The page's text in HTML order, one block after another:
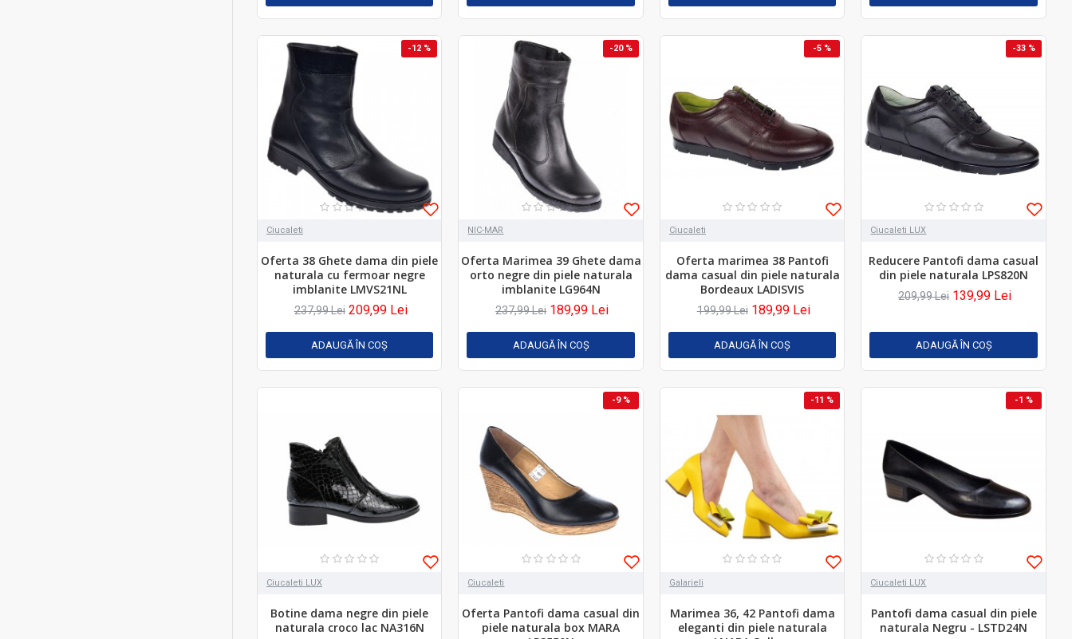
-12 %
Ciucaleti
Oferta 38 Ghete dama din piele
naturala cu fermoar negre
imblanite LMVS21NL
237,99 Lei 209,99 Lei
ADAUGĂ ÎN COŞ
-20 %
NIC-MAR
Oferta Marimea 39 Ghete dama
orto negre din piele naturala
imblanite LG964N
237,99 Lei 189,99 Lei
ADAUGĂ ÎN COŞ
-5 %
Ciucaleti
Oferta marimea 38 Pantofi
dama casual din piele naturala
Bordeaux LADISVIS
199,99 Lei 189,99 Lei
ADAUGĂ ÎN COŞ
-33 %
Ciucaleti LUX
Reducere Pantofi dama casual
din piele naturala LPS820N
209,99 Lei 139,99 Lei
ADAUGĂ ÎN COŞ
Ciucaleti LUX
Botine dama negre din piele
naturala croco lac NA316N
-9 %
Ciucaleti
Oferta Pantofi dama casual din
piele naturala box MARA
-11 %
Galarieli
Marimea 36, 42 Pantofi dama
eleganti din piele naturala
-1 %
Ciucaleti LUX
Pantofi dama casual din piele
naturala Negru - LSTD24N